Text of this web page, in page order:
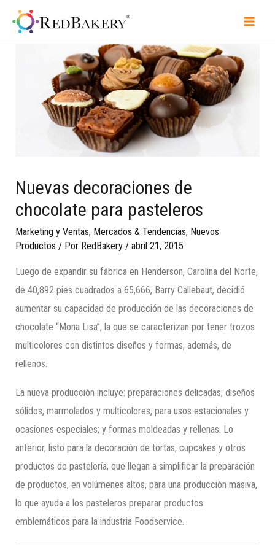
Nuevas decoraciones de
chocolate para pasteleros
Marketing y Ventas, Mercados & Tendencias, Nuevos
Productos / Por RedBakery /abril 21, 2015
Luego de expandir su fábrica en Henderson, Carolina del Norte,
de 40,892 pies cuadrados a 65,666, Barry Callebaut, decidió
aumentar su capacidad de producción de las decoraciones de
chocolate “Mona Lisa”, la que se caracterizan por tener trozos
multicolores con distintos diseños y formas, además, de
rellenos.
La nueva producción incluye: preparaciones delicadas; diseños
sólidos, marmolados y multicolores, para usos estacionales y
ocasiones especiales; y formas moldeadas y rellenas. Lo
anterior, listo para la decoración de tortas, cupcakes y otros
productos de pastelería, que llegan a simplificar la preparación
de productos, en volúmenes altos, para una producción masiva,
lo que ayuda a los pasteleros preparar productos
emblemáticos para la industria Foodservice.